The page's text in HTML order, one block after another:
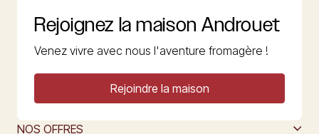
Rejoignez la maison Androuet
Venez vivre avec nous l'aventure fromagère !
Rejoindre la maison
NOS OFFRES